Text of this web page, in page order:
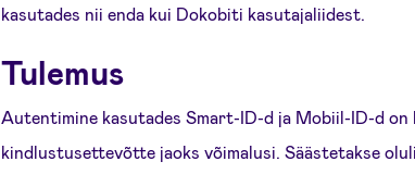
kasutades nii enda kui Dokobiti kasutajaliidest.
Tulemus
Autentimine kasutades Smart-ID-d ja Mobiil-ID-d on
kindlustusettevõtte jaoks võimalusi. Säästetakse